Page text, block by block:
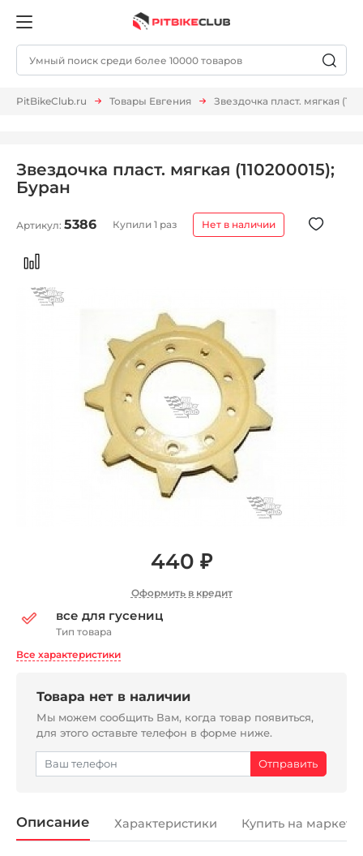
PitBikeClub.ru Товары Евгения Звездочка пласт. мягкая
Звездочка пласт. мягкая (110200015);
Буран
Артикул: 5386 Купили 1 раз Нет в наличии
440 ₽
Оформить в кредит
все для гусениц
Тип товара
Все характеристики
Товара нет в наличии
Мы можем сообщить Вам, когда товар появиться,
для этого оставьте телефон в форме ниже.
Описание Характеристики Купить на